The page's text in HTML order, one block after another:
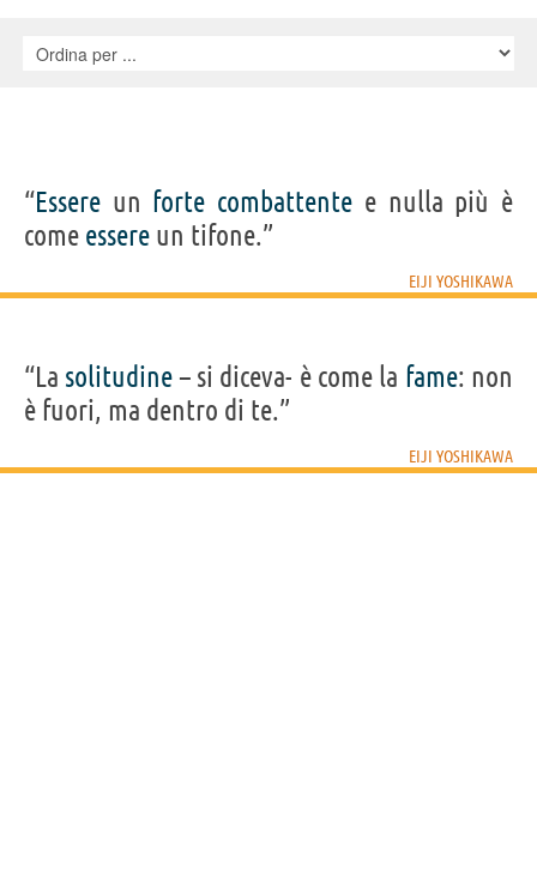
“Essere un forte combattente e nulla più è
come essere un tifone.”
EIJI YOSHIKAWA
“La solitudine – si diceva- è come la fame: non
è fuori, ma dentro di te.”
EIJI YOSHIKAWA